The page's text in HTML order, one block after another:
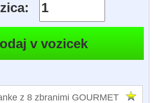
z 8 zbranimi GOURMET